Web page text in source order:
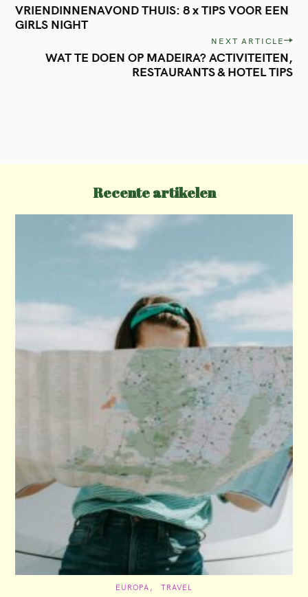
o
t
VRIENDINNENAVOND THUIS: 8 x TIPS VOOR EEN
GIRLS NIGHT
NEXT ARTICLE
WAT TE DOEN OP MADEIRA? ACTIVITEITEN,
RESTAURANTS & HOTEL TIPS
Recente artikelen
EUROPA TRAVEL